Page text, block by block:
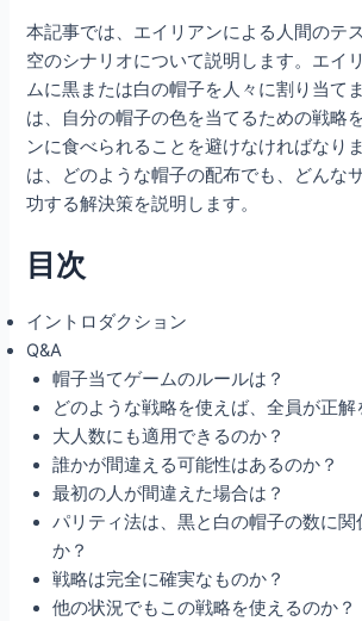
本記事では、エイリアンによる人間のテ
空のシナリオについて説明します。エイ
ムに黒または白の帽子を人々に割り当て
は、自分の帽子の色を当てるための戦略
ンに食べられることを避けなければなり
は、どのような帽子の配布でも、どんな
功する解決策を説明します。
目次
イントロダクション
Q&A
帽子当てゲームのルールは？
どのような戦略を使えば、全員が正解
大人数にも適用できるのか？
誰かが間違える可能性はあるのか？
最初の人が間違えた場合は？
パリティ法は、黒と白の帽子の数に
か？
戦略は完全に確実なものか？
他の状況でもこの戦略を使えるのか？